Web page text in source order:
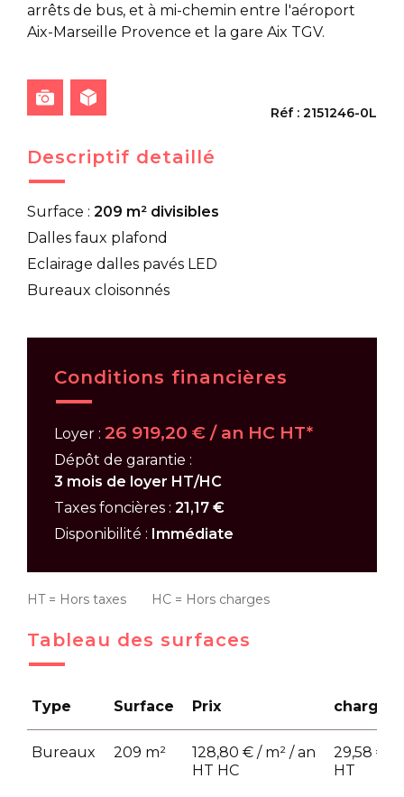
arrêts de bus, et à mi-chemin entre l'aéroport
Aix-Marseille Provence et la gare Aix TGV.
Réf : 2151246-0L
Descriptif detaillé
Surface : 209 m² divisibles
Dalles faux plafond
Eclairage dalles pavés LED
Bureaux cloisonnés
Conditions financières
Loyer : 26 919,20 € / an HC HT*
Dépôt de garantie :
3 mois de loyer HT/HC
Taxes foncières : 21,17 €
Disponibilité : Immédiate
HT = Hors taxes HC = Hors charges
Tableau des surfaces
Type Surface Prix charges
Bureaux 209 m²
128,80 € / m² / an
HT HC
29,58 € /
HT